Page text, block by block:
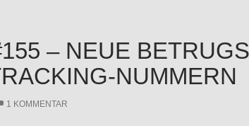
– NEUE
NUMMERN
1 KOMMENTAR